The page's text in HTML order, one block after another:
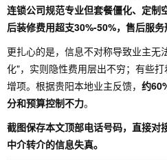
连锁公司规范专业但套餐僵化、定制
后装修费用超支30%-50%，售后服
更扎心的是，信息不对称导致业主无
化"，实则隐性费用层出不穷；有些
增项。根据贵阳本地业主反馈， 约
分和预算控制不力。
截图保存本文顶部电话号码，直接对
中介转介的信息失真。